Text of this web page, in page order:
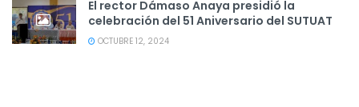
El rector Dámaso Anaya presidió la
celebración del 51 Aniversario del SUTUAT
OCTUBRE 12, 2024